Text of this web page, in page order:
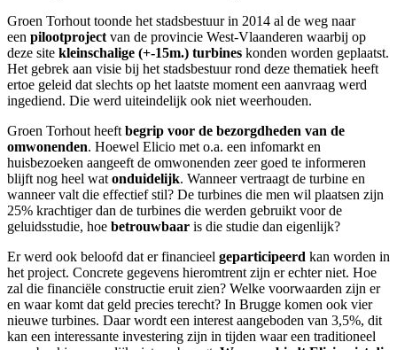
Groen Torhout toonde het stadsbestuur in 2014 al de weg naar
een pilootproject van de provincie West-Vlaanderen waarbij op
deze site kleinschalige (+-15m.) turbines konden worden geplaatst.
Het gebrek aan visie bij het stadsbestuur rond deze thematiek heeft
ertoe geleid dat slechts op het laatste moment een aanvraag werd
ingediend. Die werd uiteindelijk ook niet weerhouden.
Groen Torhout heeft begrip voor de bezorgdheden van de
omwonenden. Hoewel Elicio met o.a. een infomarkt en
huisbezoeken aangeeft de omwonenden zeer goed te informeren
blijft nog heel wat onduidelijk. Wanneer vertraagt de turbine en
wanneer valt die effectief stil? De turbines die men wil plaatsen zijn
25% krachtiger dan de turbines die werden gebruikt voor de
geluidsstudie, hoe betrouwbaar is die studie dan eigenlijk?
Er werd ook beloofd dat er financieel geparticipeerd kan worden in
het project. Concrete gegevens hieromtrent zijn er echter niet. Hoe
zal die financiële constructie eruit zien? Welke voorwaarden zijn er
en waar komt dat geld precies terecht? In Brugge komen ook vier
nieuwe turbines. Daar wordt een interest aangeboden van 3,5%, dit
kan een interessante investering zijn in tijden waar een traditioneel